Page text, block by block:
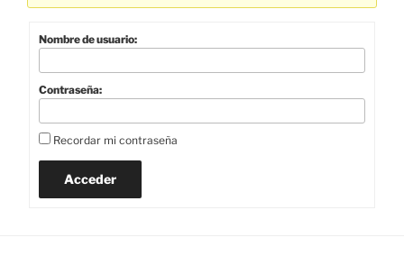
Nombre de usuario:
Contraseña:
Recordar mi contraseña
Acceder